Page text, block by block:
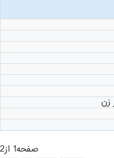
زن
صفحه1 از2